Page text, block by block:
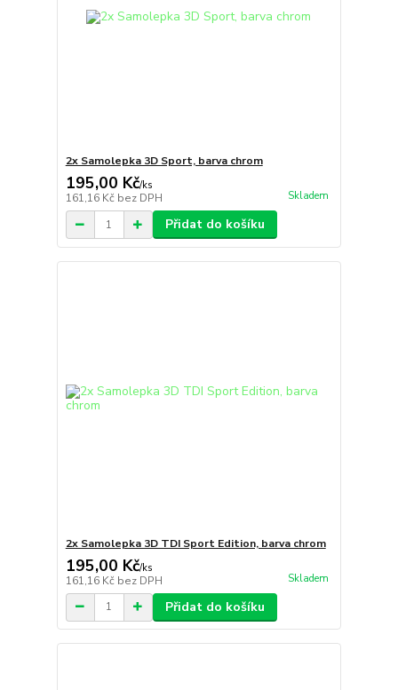
2x Samolepka 3D Sport, barva chrom
195,00 Kč/ks
161,16 Kč bez DPH Skladem
Přidat do košíku
2x Samolepka 3D TDI Sport Edition, barva chrom
195,00 Kč/ks
161,16 Kč bez DPH Skladem
Přidat do košíku